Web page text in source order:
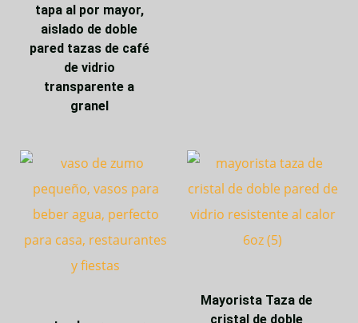
tapa al por mayor,
aislado de doble
pared tazas de café
de vidrio
transparente a
granel
Mayorista Taza de
cristal de doble